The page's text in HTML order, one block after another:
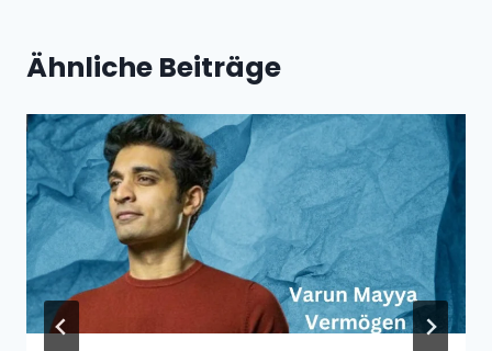
Ähnliche Beiträge